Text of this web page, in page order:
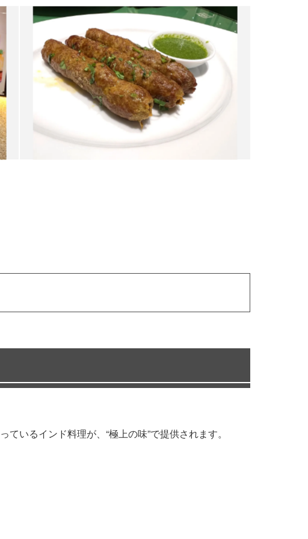
いるインド料理が、“極上の味”で提供されます。